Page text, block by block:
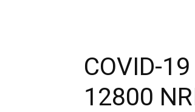
COVID-
12800